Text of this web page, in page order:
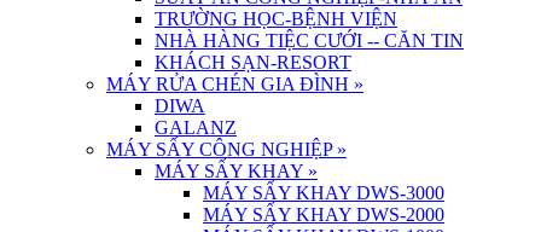
TRƯỜNG HỌC-BỆNH VIỆN
NHÀ HÀNG TIỆC CƯỚI -- CĂN TIN
KHÁCH SẠN-RESORT
MÁY RỬA CHÉN GIA ĐÌNH »
DIWA
GALANZ
MÁY SẤY CÔNG NGHIỆP »
MÁY SẤY KHAY »
MÁY SẤY KHAY DWS-3000
MÁY SẤY KHAY DWS-2000